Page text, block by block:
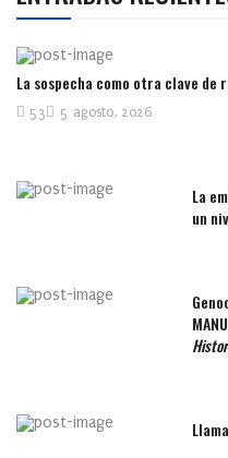
La sospecha como otra clave de
5 agosto, 2026
53
La
un